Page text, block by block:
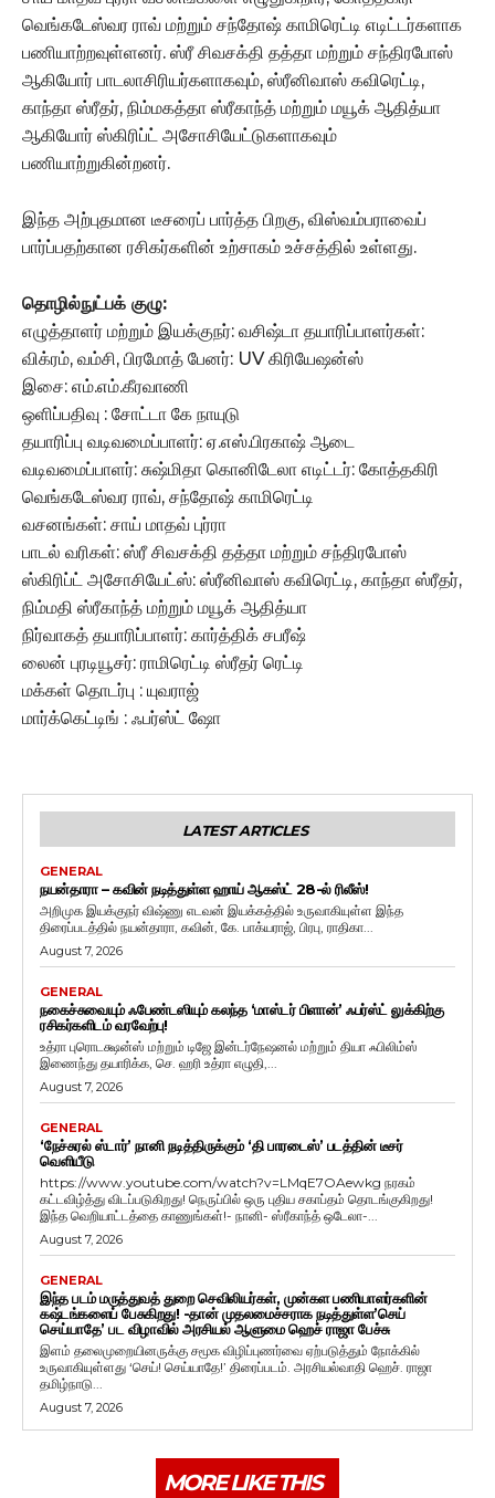
வெங்கடேஸ்வர ராவ் மற்றும் சந்தோஷ் காமிரெட்டி எடிட்டர்களாக
பணியாற்றவுள்ளனர். ஸ்ரீ சிவசக்தி தத்தா மற்றும் சந்திரபோஸ்
ஆகியோர் பாடலாசிரியர்களாகவும், ஸ்ரீனிவாஸ் கவிரெட்டி,
காந்தா ஸ்ரீதர், நிம்மகத்தா ஸ்ரீகாந்த் மற்றும் மயூக் ஆதித்யா
ஆகியோர் ஸ்கிரிப்ட் அசோசியேட்டுகளாகவும்
பணியாற்றுகின்றனர்.
இந்த அற்புதமான டீசரைப் பார்த்த பிறகு, விஸ்வம்பராவைப்
பார்ப்பதற்கான ரசிகர்களின் உற்சாகம் உச்சத்தில் உள்ளது.
தொழில்நுட்பக் குழு:
எழுத்தாளர் மற்றும் இயக்குநர்: வசிஷ்டா தயாரிப்பாளர்கள்:
விக்ரம், வம்சி, பிரமோத் பேனர்: UV கிரியேஷன்ஸ்
இசை: எம்.எம்.கீரவாணி
ஒளிப்பதிவு : சோட்டா கே நாயுடு
தயாரிப்பு வடிவமைப்பாளர்: ஏ.எஸ்.பிரகாஷ் ஆடை
வடிவமைப்பாளர்: சுஷ்மிதா கொனிடேலா எடிட்டர்: கோத்தகிரி
வெங்கடேஸ்வர ராவ், சந்தோஷ் காமிரெட்டி
வசனங்கள்: சாய் மாதவ் புர்ரா
பாடல் வரிகள்: ஸ்ரீ சிவசக்தி தத்தா மற்றும் சந்திரபோஸ்
ஸ்கிரிப்ட் அசோசியேட்ஸ்: ஸ்ரீனிவாஸ் கவிரெட்டி, காந்தா ஸ்ரீதர்,
நிம்மதி ஸ்ரீகாந்த் மற்றும் மயூக் ஆதித்யா
நிர்வாகத் தயாரிப்பாளர்: கார்த்திக் சபரீஷ்
லைன் புரடியூசர்: ராமிரெட்டி ஸ்ரீதர் ரெட்டி
மக்கள் தொடர்பு : யுவராஜ்
மார்க்கெட்டிங் : ஃபர்ஸ்ட் ஷோ
LATEST ARTICLES
GENERAL
நயன்தாரா – கவின் நடித்துள்ள ஹாய் ஆகஸ்ட் 28-ல் ரிலீஸ்!
அறிமுக இயக்குநர் விஷ்ணு எடவன் இயக்கத்தில் உருவாகியுள்ள இந்த
திரைப்படத்தில் நயன்தாரா, கவின், கே. பாக்யராஜ், பிரபு, ராதிகா...
August 7, 2026
GENERAL
நகைச்சுவையும் ஃபேண்டஸியும் கலந்த ‘மாஸ்டர் பிளான்’ ஃபர்ஸ்ட் லுக்கிற்கு
ரசிகர்களிடம் வரவேற்பு!
உத்ரா புரொடக்ஷன்ஸ் மற்றும் டிஜே இன்டர்நேஷனல் மற்றும் தியா ஃபிலிம்ஸ்
இணைந்து தயாரிக்க, செ. ஹரி உத்ரா எழுதி,...
August 7, 2026
GENERAL
‘நேச்சுரல் ஸ்டார்’ நானி நடித்திருக்கும் ‘தி பாரடைஸ்’ படத்தின் டீசர்
வெளியீடு
https://www.youtube.com/watch?v=LMqE7OAewkg நரகம்
கட்டவிழ்த்து விடப்படுகிறது! நெருப்பில் ஒரு புதிய சகாப்தம் தொடங்குகிறது!
இந்த வெறியாட்டத்தை காணுங்கள்!- நானி- ஸ்ரீகாந்த் ஒடேலா-...
August 7, 2026
GENERAL
இந்த படம் மருத்துவத் துறை செவிலியர்கள், முன்கள பணியாளர்களின்
கஷ்டங்களைப் பேசுகிறது! -தான் முதலமைச்சராக நடித்துள்ள’செய்
செய்யாதே’ பட விழாவில் அரசியல் ஆளுமை ஹெச் ராஜா பேச்சு
இளம் தலைமுறையினருக்கு சமூக விழிப்புணர்வை ஏற்படுத்தும் நோக்கில்
உருவாகியுள்ளது ‘செய்! செய்யாதே!’ திரைப்படம். அரசியல்வாதி ஹெச். ராஜா
தமிழ்நாடு...
August 7, 2026
MORE LIKE THIS